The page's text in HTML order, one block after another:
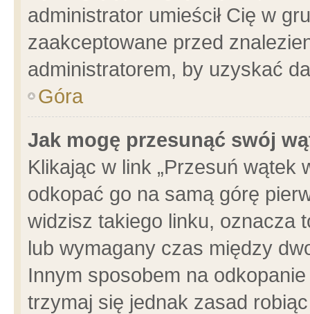
administrator umieścił Cię w
zaakceptowane przed
administratorem, by uzyskać
Góra
Jak mogę przesunąć swój
Klikając w link „Przesuń wątek
odkopać go na samą górę
widzisz takiego linku, oznacza
lub wymagany czas między
Innym sposobem na
trzymaj się jednak zasad